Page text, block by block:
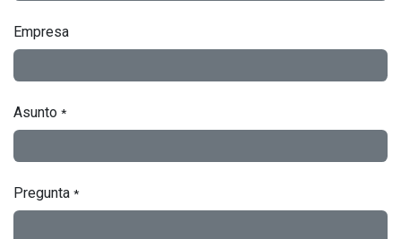
Empresa
Asunto *
Pregunta *